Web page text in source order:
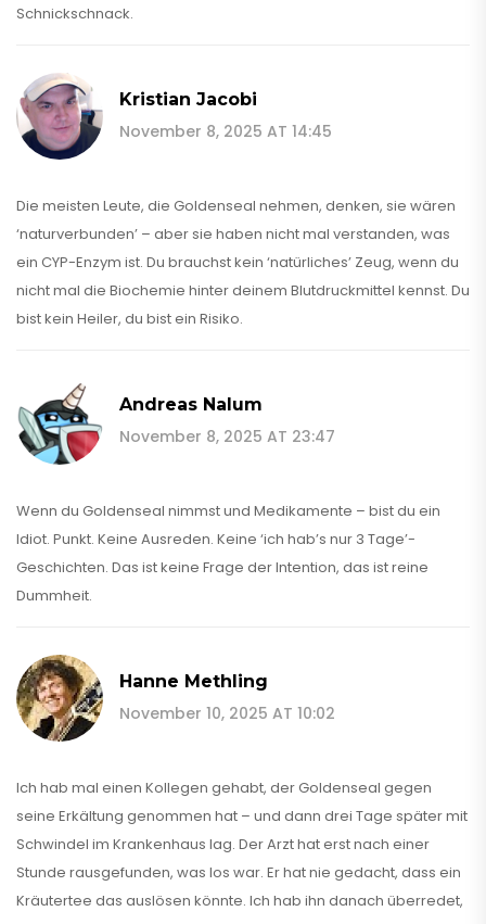
Schnickschnack.
Kristian Jacobi
November 8, 2025 AT 14:45
Die meisten Leute, die Goldenseal nehmen, denken, sie wären
‘naturverbunden’ – aber sie haben nicht mal verstanden, was
ein CYP-Enzym ist. Du brauchst kein ‘natürliches’ Zeug, wenn du
nicht mal die Biochemie hinter deinem Blutdruckmittel kennst. Du
bist kein Heiler, du bist ein Risiko.
Andreas Nalum
November 8, 2025 AT 23:47
Wenn du Goldenseal nimmst und Medikamente – bist du ein
Idiot. Punkt. Keine Ausreden. Keine ‘ich hab’s nur 3 Tage’-
Geschichten. Das ist keine Frage der Intention, das ist reine
Dummheit.
Hanne Methling
November 10, 2025 AT 10:02
Ich hab mal einen Kollegen gehabt, der Goldenseal gegen
seine Erkältung genommen hat – und dann drei Tage später mit
Schwindel im Krankenhaus lag. Der Arzt hat erst nach einer
Stunde rausgefunden, was los war. Er hat nie gedacht, dass ein
Kräutertee das auslösen könnte. Ich hab ihn danach überredet,